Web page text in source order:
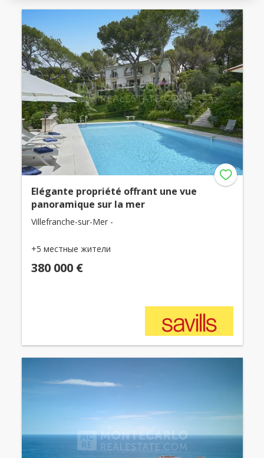
Elégante propriété offrant une vue
panoramique sur la mer
Villefranche-sur-Mer -
+5 местные жители
380 000 €